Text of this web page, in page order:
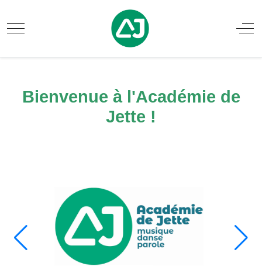
Mobile Menu Toggle Off-
Bienvenue à l'Académie de
Jette !